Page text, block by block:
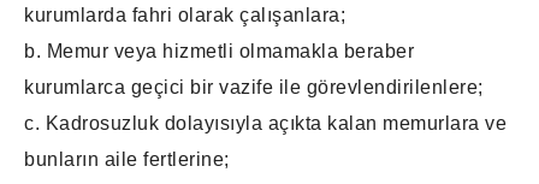
kurumlarda fahri olarak çalışanlara;
b. Memur veya hizmetli olmamakla beraber
kurumlarca geçici bir vazife ile görevlendirilenlere;
c. Kadrosuzluk dolayısıyla açıkta kalan memurlara ve
bunların aile fertlerine;